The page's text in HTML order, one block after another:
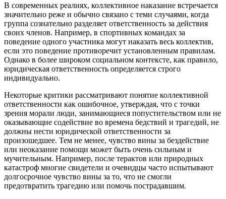
В современных реалиях, коллективное наказание встречается
значительно реже и обычно связано с теми случаями, когда
группа сознательно разделяет ответственность за действия
своих членов. Например, в спортивных командах за
поведение одного участника могут наказать весь коллектив,
если это поведение противоречит установленным правилам.
Однако в более широком социальном контексте, как правило,
юридическая ответственность определяется строго
индивидуально.
Некоторые критики рассматривают понятие коллективной
ответственности как ошибочное, утверждая, что с точки
зрения морали люди, занимающиеся попустительством или не
оказывающие содействие во времена бедствий и трагедий, не
должны нести юридической ответственности за
произошедшее. Тем не менее, чувство вины за бездействие
или неоказание помощи может быть очень сильным и
мучительным. Например, после терактов или природных
катастроф многие свидетели и очевидцы часто испытывают
долгосрочное чувство вины за то, что не смогли
предотвратить трагедию или помочь пострадавшим.